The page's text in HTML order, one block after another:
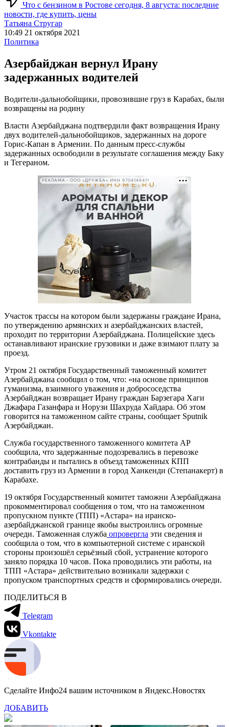
Что с бензином в Ростове сегодня, 8 августа: последние
новости, где купить, цены
Татьяна Стругар
10:49 21 октября 2021
Политика
Азербайджан вернул Ирану
задержанных водителей
Водители-дальнобойщики, провозившие груз в Карабах, были
возвращены на родину
Власти Азербайджана подтвердили факт возвращения Ирану
двух водителей-дальнобойщиков, задержанных на дороге
Горис-Капан в Армении. По данным пресс-службы
задержанных освободили в результате соглашения между Баку
и Тегераном.
РЕКЛАМА • ООО «ДРУЖБА» ИНН 9704146411
Участок трассы на котором были задержаны граждане Ирана,
по утверждению армянских и азербайджанских властей,
проходит по территории Азербайджана. Полицейские здесь
останавливают иранские грузовики и даже взимают плату за
проезд.
Утром 21 октября Государственный таможенный комитет
Азербайджана сообщил о том, что: «на основе принципов
гуманизма, взаимного уважения и добрососедства
Азербайджан возвращает Ирану граждан Барзегара Хаги
Джафара Газанфара и Норузи Шахруда Хайдара. Об этом
говорится на таможенном сайте страны, сообщает Sputnik
Азербайджан.
Служба государственного таможенного комитета АР
сообщила, что задержанные подозревались в перевозке
контрабанды и пытались в объезд таможенных КПП
доставить груз из Армении в город Ханкенди (Степанакерт) в
Карабахе.
19 октября Государственный комитет таможни Азербайджана
прокомментировал сообщения о том, что на таможенном
пропускном пункте (ТПП) «Астара» на иранско-
азербайджанской границе якобы выстроились огромные
очереди. Таможенная служба опровергла эти сведения и
сообщила о том, что в компьютерной системе с иранской
стороны произошёл серьёзный сбой, устранение которого
заняло порядка 10 часов. Пока проводились эти работы, на
ТПП «Астара» действительно возникали задержки с
пропуском транспортных средств и сформировались очереди.
ПОДЕЛИТЬСЯ В
Telegram
Vkontakte
Сделайте Инфо24 вашим источником в Яндекс.Новостях
ДОБАВИТЬ